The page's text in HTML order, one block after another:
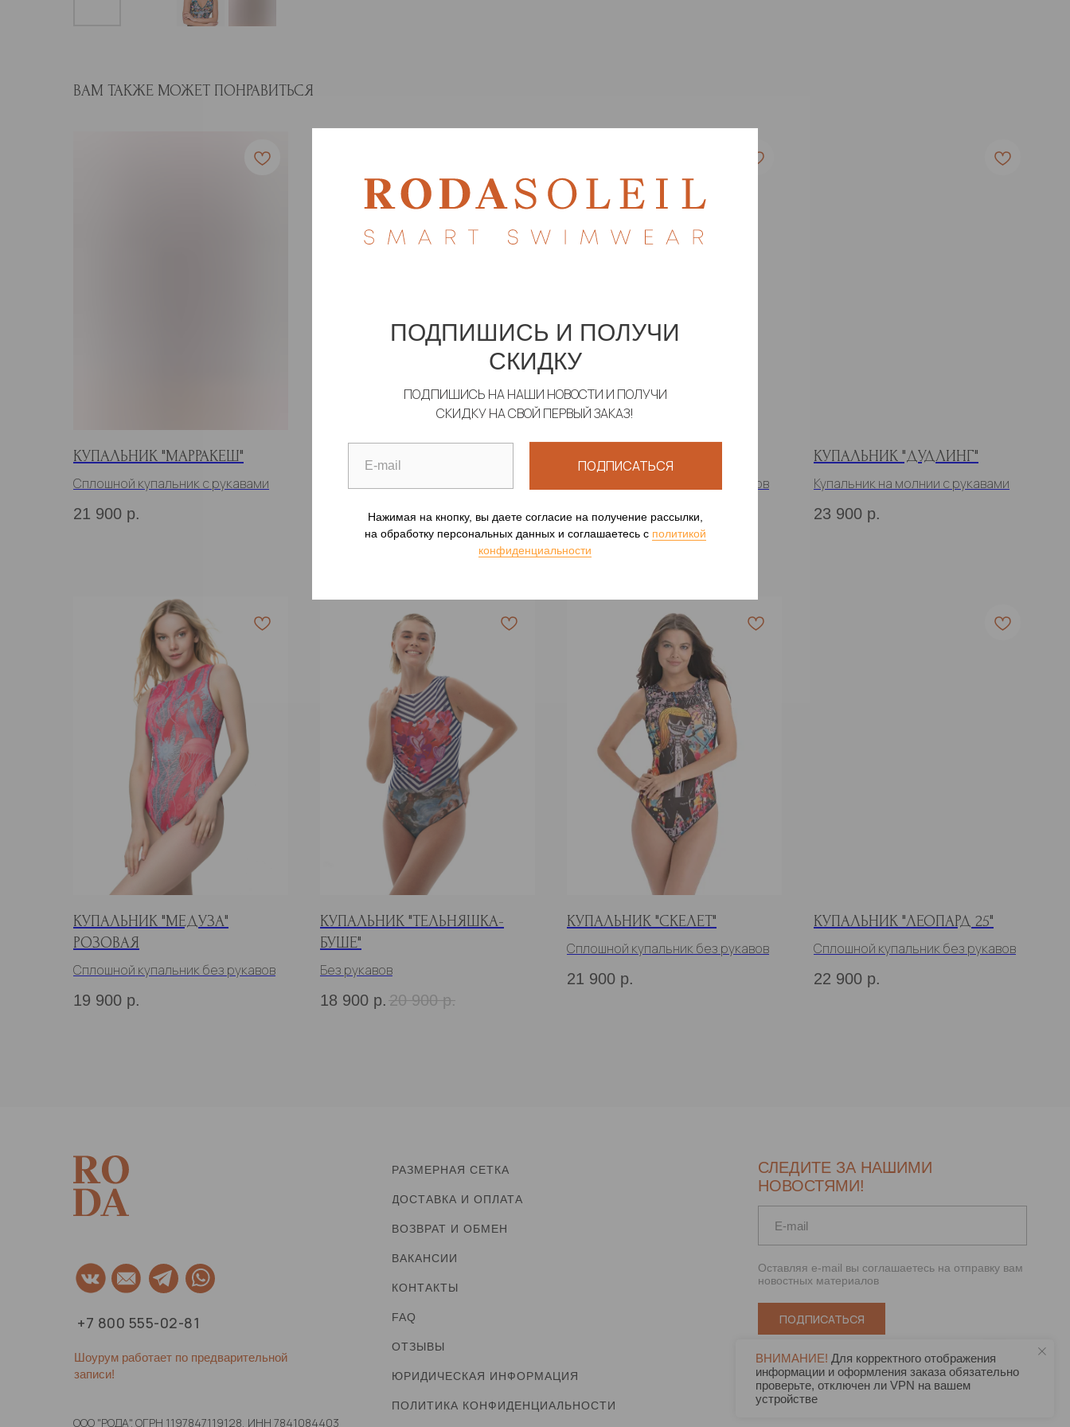
ВАМ ТАКЖЕ МОЖЕТ ПОНРАВИТЬСЯ
КУПАЛЬНИК "МАРРАКЕШ"
Сплошной купальник с рукавами
21 900 р.
КУПАЛЬНИК "ГРАНАТЫ" СИНИЕ
р.
Сплошной купальник без рукавов
19 900 р.
КУПАЛЬНИК "ДУДЛИНГ"
Купальник на молнии с рукавами
23 900 р.
КУПАЛЬНИК "МЕДУЗА"
РОЗОВАЯ
Сплошной купальник без рукавов
19 900 р.
КУПАЛЬНИК "ТЕЛЬНЯШКА-
БУШЕ"
Без рукавов
18 900 р. 20 900 р.
КУПАЛЬНИК "СКЕЛЕТ"
Сплошной купальник без рукавов
21 900 р.
КУПАЛЬНИК "ЛЕОПАРД 25"
Сплошной купальник без рукавов
22 900 р.
+7 800 555-02-81
ПОЛИТИКА КОНФИДЕНЦИАЛЬНОСТИ
ЮРИДИЧЕСКАЯ ИНФОРМАЦИЯ
РАЗМЕРНАЯ СЕТКА
ДОСТАВКА И ОПЛАТА
КОНТАКТЫ
FAQ
ОТЗЫВЫ
ООО "РОДА". ОГРН 1197847119128, ИНН 7841084403
СЛЕДИТЕ ЗА НАШИМИ
НОВОСТЯМИ!
Оставляя e-mail вы соглашаетесь на отправку вам
новостных материалов
ПОДПИСАТЬСЯ
ВОЗВРАТ И ОБМЕН
ВАКАНСИИ
Шоурум работает по предварительной
записи!
ВНИМАНИЕ! Для корректного отображения
информации и оформления заказа обязательно
проверьте, отключен ли VPN на вашем
устройстве
ПОДПИШИСЬ И ПОЛУЧИ
СКИДКУ
ПОДПИШИСЬ НА НАШИ НОВОСТИ И ПОЛУЧИ
СКИДКУ НА СВОЙ ПЕРВЫЙ ЗАКАЗ!
ПОДПИСАТЬСЯ
Нажимая на кнопку, вы даете согласие на получение рассылки,
на обработку персональных данных и соглашаетесь c политикой
конфиденциальности